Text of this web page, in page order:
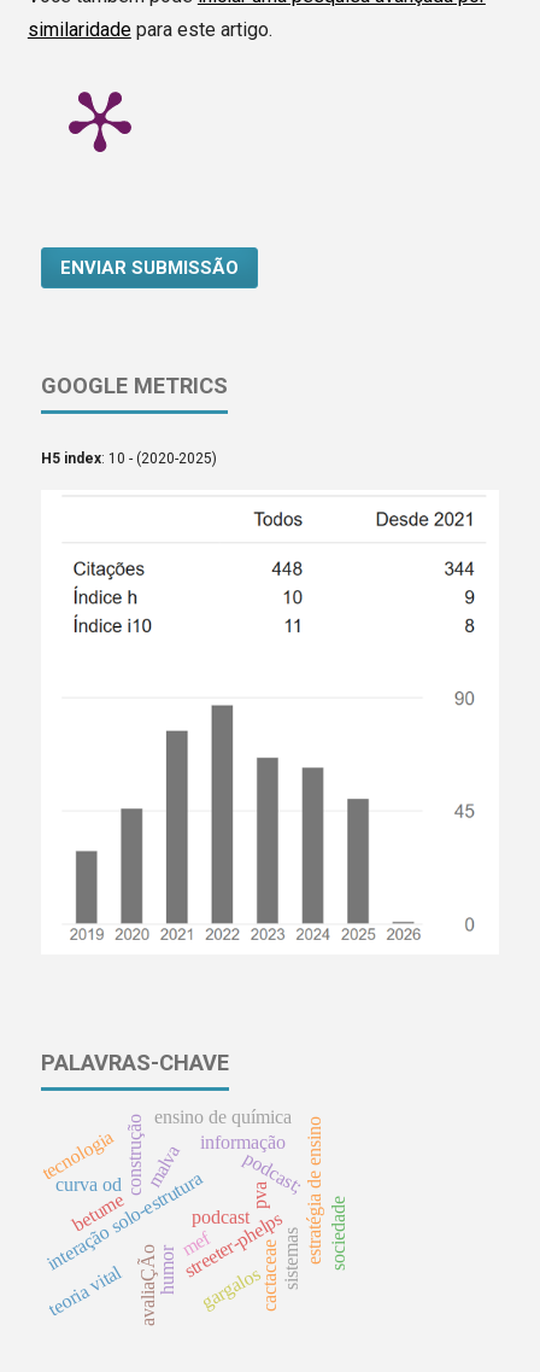
similaridadepara este artigo.
ENVIAR SUBMISSÃO
GOOGLE METRICS
H5 index: 10 - (2020-2025)
PALAVRAS-CHAVE
interação solo-estruturastreeter-phelps
podcast;
avaliaÇÃo
construção
sistemas
informação
humor cactaceae
curva od estratégia de ensino
podcast
gargalos
sociedade
ensino de química
teoria vital
malva
pva
betume
mef
tecnologia